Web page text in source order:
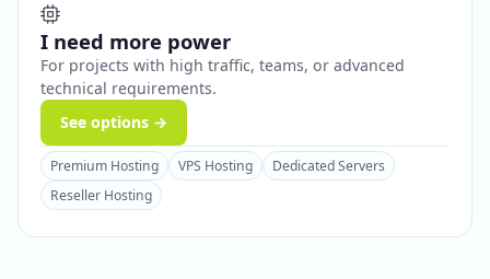
I need more power
For projects with high traffic, teams, or advanced
technical requirements.
See options →
Premium Hosting VPS Hosting
Dedicated Servers
Reseller Hosting